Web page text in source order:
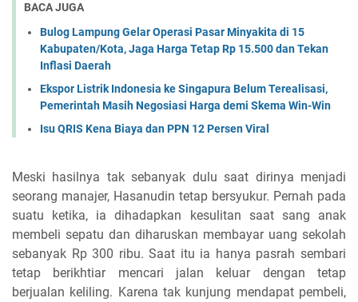
BACA JUGA
Bulog Lampung Gelar Operasi Pasar Minyakita di 15
Kabupaten/Kota, Jaga Harga Tetap Rp 15.500 dan Tekan
Inflasi Daerah
Ekspor Listrik Indonesia ke Singapura Belum Terealisasi,
Pemerintah Masih Negosiasi Harga demi Skema Win-Win
Isu QRIS Kena Biaya dan PPN 12 Persen Viral
Meski hasilnya tak sebanyak dulu saat dirinya menjadi
seorang manajer, Hasanudin tetap bersyukur. Pernah pada
suatu ketika, ia dihadapkan kesulitan saat sang anak
membeli sepatu dan diharuskan membayar uang sekolah
sebanyak Rp 300 ribu. Saat itu ia hanya pasrah sembari
tetap berikhtiar mencari jalan keluar dengan tetap
berjualan keliling. Karena tak kunjung mendapat pembeli,